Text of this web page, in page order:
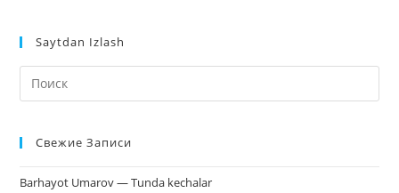
Saytdan Izlash
Свежие Записи
Barhayot Umarov — Tunda kechalar